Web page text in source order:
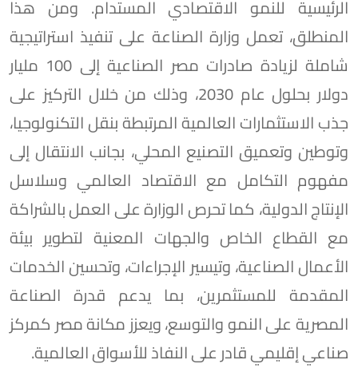
الرئيسية للنمو الاقتصادي المستدام. ومن هذا
المنطلق، تعمل وزارة الصناعة على تنفيذ استراتيجية
شاملة لزيادة صادرات مصر الصناعية إلى 100 مليار
دولار بحلول عام 2030، وذلك من خلال التركيز على
جذب الاستثمارات العالمية المرتبطة بنقل التكنولوجيا،
وتوطين وتعميق التصنيع المحلي، بجانب الانتقال إلى
مفهوم التكامل مع الاقتصاد العالمي وسلاسل
الإنتاج الدولية، كما تحرص الوزارة على العمل بالشراكة
مع القطاع الخاص والجهات المعنية لتطوير بيئة
الأعمال الصناعية، وتيسير الإجراءات، وتحسين الخدمات
المقدمة للمستثمرين، بما يدعم قدرة الصناعة
المصرية على النمو والتوسع، ويعزز مكانة مصر كمركز
صناعي إقليمي قادر على النفاذ للأسواق العالمية.